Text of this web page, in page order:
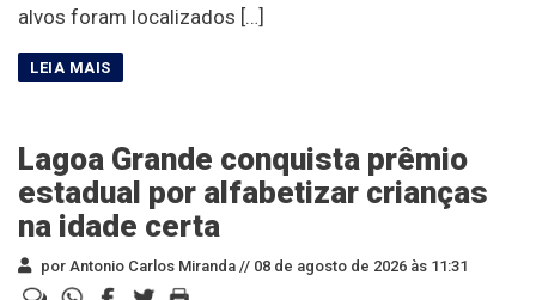
alvos foram localizados […]
Lagoa Grande conquista prêmio
estadual por alfabetizar crianças
na idade certa
por Antonio Carlos Miranda // 08 de agosto de 2026 às 11:31